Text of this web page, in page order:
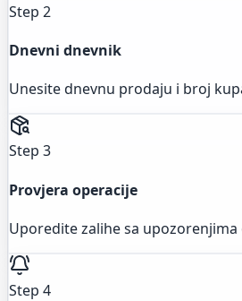
Step 2
Dnevni dnevnik
Unesite dnevnu prodaju i broj
Step 3
Provjera operacije
Uporedite zalihe sa
Step 4